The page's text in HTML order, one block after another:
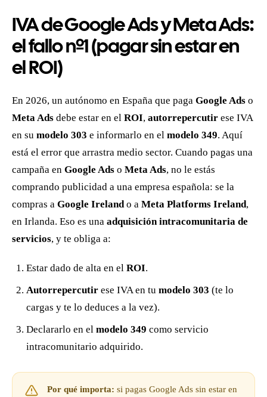
IVA de Google Ads y Meta Ads:
el fallo nº1 (pagar sin estar en
el ROI)
En 2026, un autónomo en España que paga Google Ads o
Meta Ads debe estar en el ROI, autorrepercutir ese IVA
en su modelo 303 e informarlo en el modelo 349. Aquí
está el error que arrastra medio sector. Cuando pagas una
campaña en Google Ads o Meta Ads, no le estás
comprando publicidad a una empresa española: se la
compras a Google Irelando a Meta Platforms Ireland,
en Irlanda. Eso es una adquisición intracomunitaria de
servicios, y te obliga a:
Estar dado de alta en el ROI.
Autorrepercutir ese IVA en tu modelo 303 (te lo
cargas y te lo deduces a la vez).
Declararlo en el modelo 349 como servicio
intracomunitario adquirido.
Por qué importa: si pagas Google Ads sin estar en